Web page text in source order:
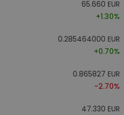
65.660 EUR
+1.30%
0.285464000 EUR
+0.70%
0.865827 EUR
-2.70%
47.330 EUR